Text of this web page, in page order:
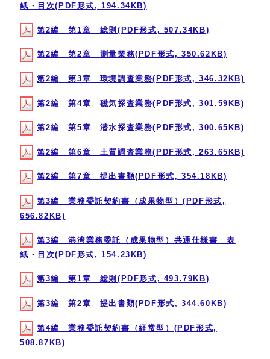
紙・目次(PDF形式, 194.34KB)
第2編 第1章 総則(PDF形式, 507.34KB)
第2編 第2章 測量業務(PDF形式, 350.62KB)
第2編 第3章 環境調査業務(PDF形式, 346.32KB)
第2編 第4章 磁気探査業務(PDF形式, 301.59KB)
第2編 第5章 潜水探査業務(PDF形式, 300.65KB)
第2編 第6章 土質調査業務(PDF形式, 263.65KB)
第2編 第7章 提出書類(PDF形式, 354.18KB)
第3編 業務委託契約書（成果物型）(PDF形式,
656.82KB)
第3編 港湾業務委託（成果物型）共通仕様書 表
紙・目次(PDF形式, 154.23KB)
第3編 第1章 総則(PDF形式, 493.79KB)
第3編 第2章 提出書類(PDF形式, 344.60KB)
第4編 業務委託契約書（経常型）(PDF形式,
508.87KB)